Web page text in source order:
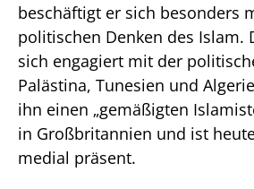
beschäftigt er sich besonders
politischen Denken des Islam.
sich engagiert mit der
Palästina, Tunesien und
ihn einen „gemäßigten
in Großbritannien und ist
medial präsent.